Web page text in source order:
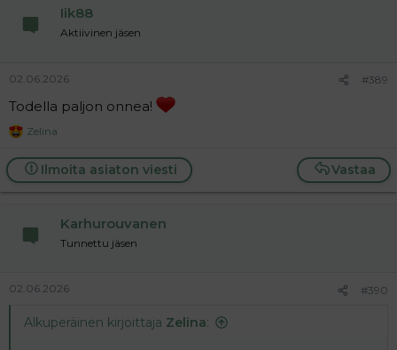
Iik88
Aktiivinen jäsen
02.06.2026 #389
Todella paljon onnea!
R
a
c
t
Zelina
Vastaa
Ilmoita asiaton viesti
Karhurouvanen
Tunnettu jäsen
02.06.2026 #390
Alkuperäinen kirjoittaja Zelina: